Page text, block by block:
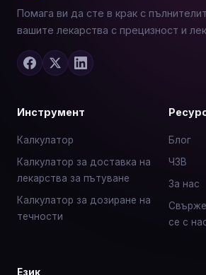
Помага ви да сте в крак с
вашите лекарства с прецизност и
Инструмент
Калкулатор
Калкулатор за доставка на
лекарства за пътуване
Калкулатор за дозиране на
течности
Блог
ЧЗВ
За нас
се с